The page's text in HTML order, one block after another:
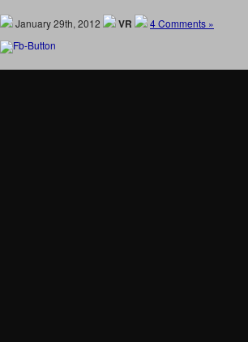
January 29th, 2012 VR 4 Comments »